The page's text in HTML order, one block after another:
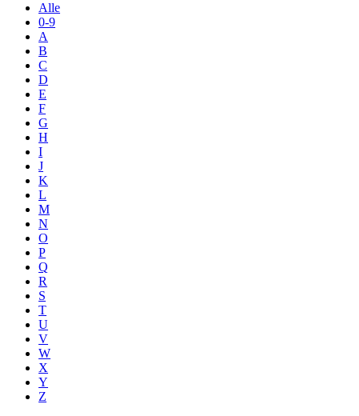
Alle
0-9
A
B
C
D
E
F
G
H
I
J
K
L
M
N
O
P
Q
R
S
T
U
V
W
X
Y
Z